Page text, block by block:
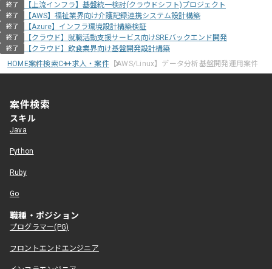
終了 【上流インフラ】基盤統一検討(クラウドシフト)プロジェクト
終了 【AWS】福祉業界向け介護記録連携システム設計構築
終了 【Azure】インフラ環境設計構築検証
終了 【クラウド】就職活動支援サービス向けSREバックエンド開発
終了
【クラウド】飲食業界向け基盤開発設計構築
HOME案件検索C++求人・案件【AWS/Linux】データ分析基盤開発運用案件
案件検索
スキル
Java
Python
Ruby
Go
職種・ポジション
プログラマー(PG)
フロントエンドエンジニア